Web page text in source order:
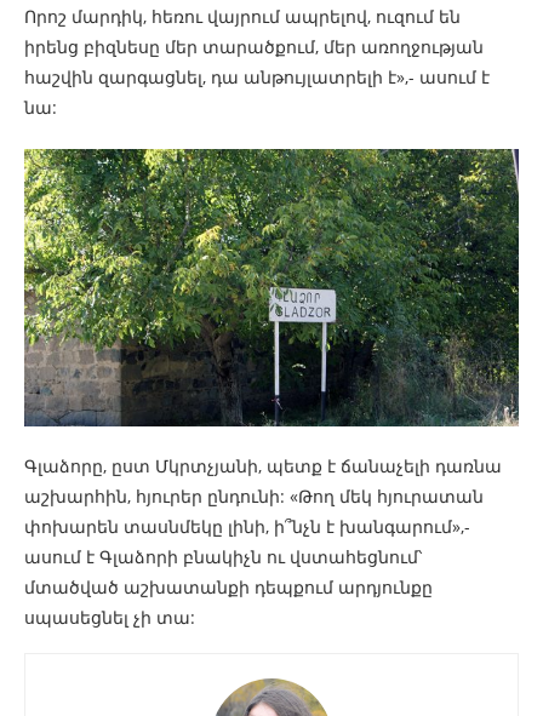
Որոշ մարդիկ, հեռու վայրում ապրելով, ուզում են
իրենց բիզնեսը մեր տարածքում, մեր առողջության
հաշվին զարգացնել, դա անթույլատրելի է»,- ասում է
նա:
Գլաձորը, ըստ Մկրտչյանի, պետք է ճանաչելի դառնա
աշխարհին, հյուրեր ընդունի: «Թող մեկ հյուրատան
փոխարեն տասնմեկը լինի, ի՞նչն է խանգարում»,-
ասում է Գլաձորի բնակիչն ու վստահեցնում՝
մտածված աշխատանքի դեպքում արդյունքը
սպասեցնել չի տա: